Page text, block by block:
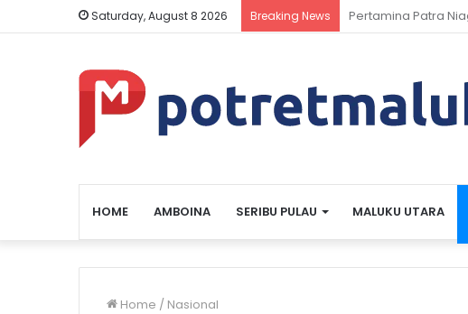
Saturday, August 8 2026 Breaking News Kasus Hibah Rp12
HOME AMBOINA SERIBU PULAU MALUKU UTARA
Home / Nasional